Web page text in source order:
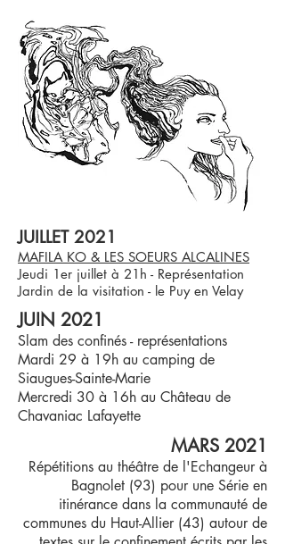
JUILLET 2021
MAFILA KO & LES SOEURS ALCALINES
Jeudi 1er juillet à 21h - Représentation
Jardin de la visitation - le Puy en Velay
JUIN 2021
Slam des confinés - représentations
Mardi 29 à 19h au camping de
Siaugues-Sainte-Marie
Mercredi 30 à 16h au Château de
Chavaniac Lafayette
MARS 2021
Répétitions au théâtre de l'Echangeur à
Bagnolet (93) pour une Série en
itinérance dans la communauté de
communes du Haut-Allier (43) autour de